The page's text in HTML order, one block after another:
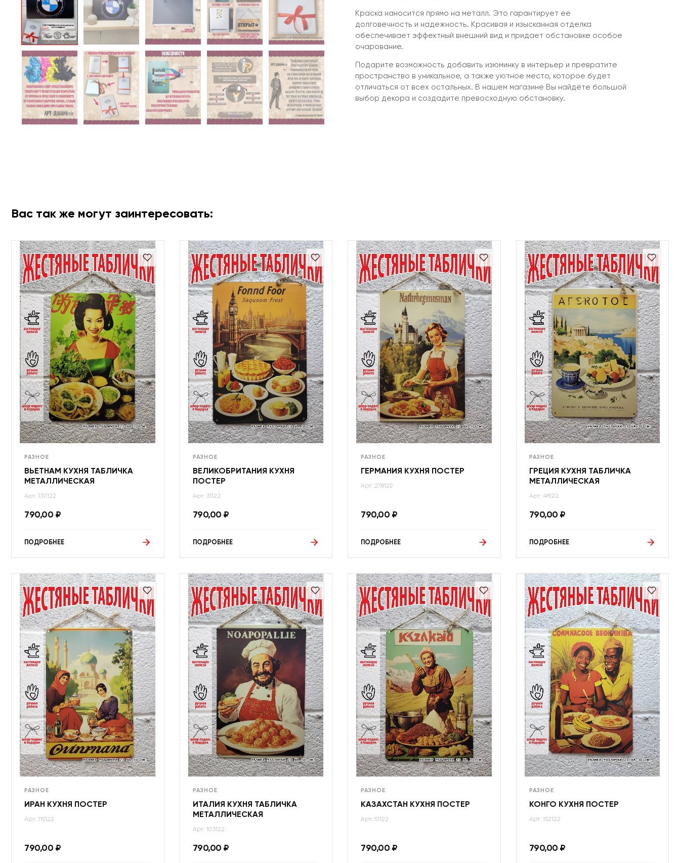
Краска наносится прямо на металл. Это гарантирует ее
долговечность и надежность. Красивая и изысканная отделка
обеспечивает эффектный внешний вид и придает обстановке особое
очарование.
Подарите возможность добавить изюминку в интерьер и превратите
пространство в уникальное, а также уютное место, которое будет
отличаться от всех остальных. В нашем магазине Вы найдёте большой
выбор декора и создадите превосходную обстановку.
Вас так же могут заинтересовать:
РАЗНОЕ
ВЬЕТНАМ КУХНЯ ТАБЛИЧКА
МЕТАЛЛИЧЕСКАЯ
Арт: 1311122
790,00 ₽
ПОДРОБНЕЕ
РАЗНОЕ
ВЕЛИКОБРИТАНИЯ КУХНЯ
ПОСТЕР
Арт: 31122
790,00 ₽
ПОДРОБНЕЕ
РАЗНОЕ
ГЕРМАНИЯ КУХНЯ ПОСТЕР
Арт: 278122
790,00 ₽
ПОДРОБНЕЕ
РАЗНОЕ
ГРЕЦИЯ КУХНЯ ТАБЛИЧКА
МЕТАЛЛИЧЕСКАЯ
Арт: 48122
790,00 ₽
ПОДРОБНЕЕ
РАЗНОЕ
ИРАН КУХНЯ ПОСТЕР
Арт: 115122
790,00 ₽
РАЗНОЕ
ИТАЛИЯ КУХНЯ ТАБЛИЧКА
МЕТАЛЛИЧЕСКАЯ
Арт: 103122
790,00 ₽
РАЗНОЕ
КАЗАХСТАН КУХНЯ ПОСТЕР
Арт: 51122
790,00 ₽
РАЗНОЕ
КОНГО КУХНЯ ПОСТЕР
Арт: 152122
790,00 ₽